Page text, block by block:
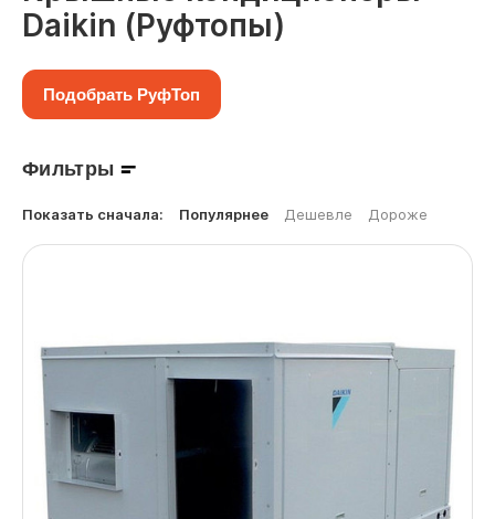
Daikin (Руфтопы)
Подобрать РуфТоп
Фильтры
Показать сначала: Популярнее Дешевле Дороже